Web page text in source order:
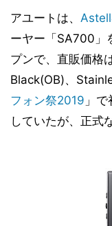
アユートは、
ーヤー「SA700」
プンで、直販価格
Black(OB)、
フォン祭2019 」
していたが、正式